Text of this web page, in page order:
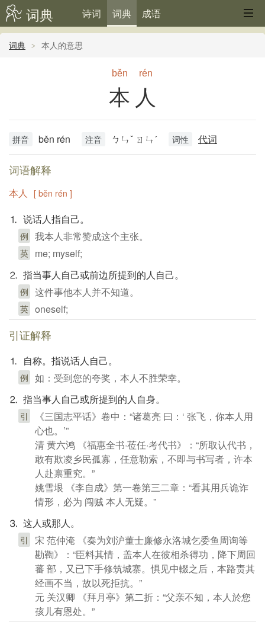
词典 诗词 词典 成语
词典 本人的意思
běn rén
本人
拼音 běn rén 注音 ㄅㄣˇ ㄖㄣˊ 词性 代词
词语解释
本人 [ běn rén ]
⒈ 说话人指自己。
例 我本人非常赞成这个主张。
英 me; myself;
⒉ 指当事人自己或前边所提到的人自己。
例 这件事他本人并不知道。
英 oneself;
引证解释
⒈ 自称。指说话人自己。
例 如：受到您的夸奖，本人不胜荣幸。
⒉ 指当事人自己或所提到的人自身。
引
《三国志平话》卷中：“诸葛亮 曰：‘ 张飞，你本人用
心也。’”
清 黄六鸿 《福惠全书·莅任·考代书》：“所取认代书，
敢有欺凌乡民孤寡，任意勒索，不即与书写者，许本
人赴禀重究。”
姚雪垠 《李自成》第一卷第三二章：“看其用兵诡诈
情形，必为 闯贼 本人无疑。”
⒊ 这人或那人。
引
宋 范仲淹 《奏为刘沪董士廉修永洛城乞委鱼周询等
勘鞫》：“臣料其情，盖本人在彼相杀得功，降下周回
蕃 部，又已下手修筑城寨。惧见中輟之后，本路责其
经画不当，故以死拒抗。”
元 关汉卿 《拜月亭》第二折：“父亲不知，本人於您
孩儿有恩处。”